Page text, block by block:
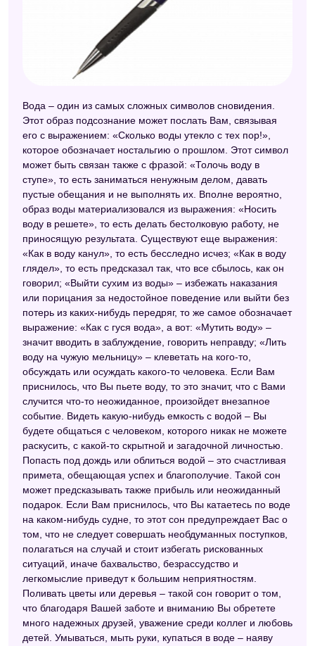
Вода – один из самых сложных символов сновидения.
Этот образ подсознание может послать Вам, связывая
его с выражением: «Сколько воды утекло с тех пор!»,
которое обозначает ностальгию о прошлом. Этот символ
может быть связан также с фразой: «Толочь воду в
ступе», то есть заниматься ненужным делом, давать
пустые обещания и не выполнять их. Вполне вероятно,
образ воды материализовался из выражения: «Носить
воду в решете», то есть делать бестолковую работу, не
приносящую результата. Существуют еще выражения:
«Как в воду канул», то есть бесследно исчез; «Как в воду
глядел», то есть предсказал так, что все сбылось, как он
говорил; «Выйти сухим из воды» – избежать наказания
или порицания за недостойное поведение или выйти без
потерь из каких-нибудь передряг, то же самое обозначает
выражение: «Как с гуся вода», а вот: «Мутить воду» –
значит вводить в заблуждение, говорить неправду; «Лить
воду на чужую мельницу» – клеветать на кого-то,
обсуждать или осуждать какого-то человека. Если Вам
приснилось, что Вы пьете воду, то это значит, что с Вами
случится что-то неожиданное, произойдет внезапное
событие. Видеть какую-нибудь емкость с водой – Вы
будете общаться с человеком, которого никак не можете
раскусить, с какой-то скрытной и загадочной личностью.
Попасть под дождь или облиться водой – это счастливая
примета, обещающая успех и благополучие. Такой сон
может предсказывать также прибыль или неожиданный
подарок. Если Вам приснилось, что Вы катаетесь по воде
на каком-нибудь судне, то этот сон предупреждает Вас о
том, что не следует совершать необдуманных поступков,
полагаться на случай и стоит избегать рискованных
ситуаций, иначе бахвальство, безрассудство и
легкомыслие приведут к большим неприятностям.
Поливать цветы или деревья – такой сон говорит о том,
что благодаря Вашей заботе и вниманию Вы обретете
много надежных друзей, уважение среди коллег и любовь
детей. Умываться, мыть руки, купаться в воде – наяву